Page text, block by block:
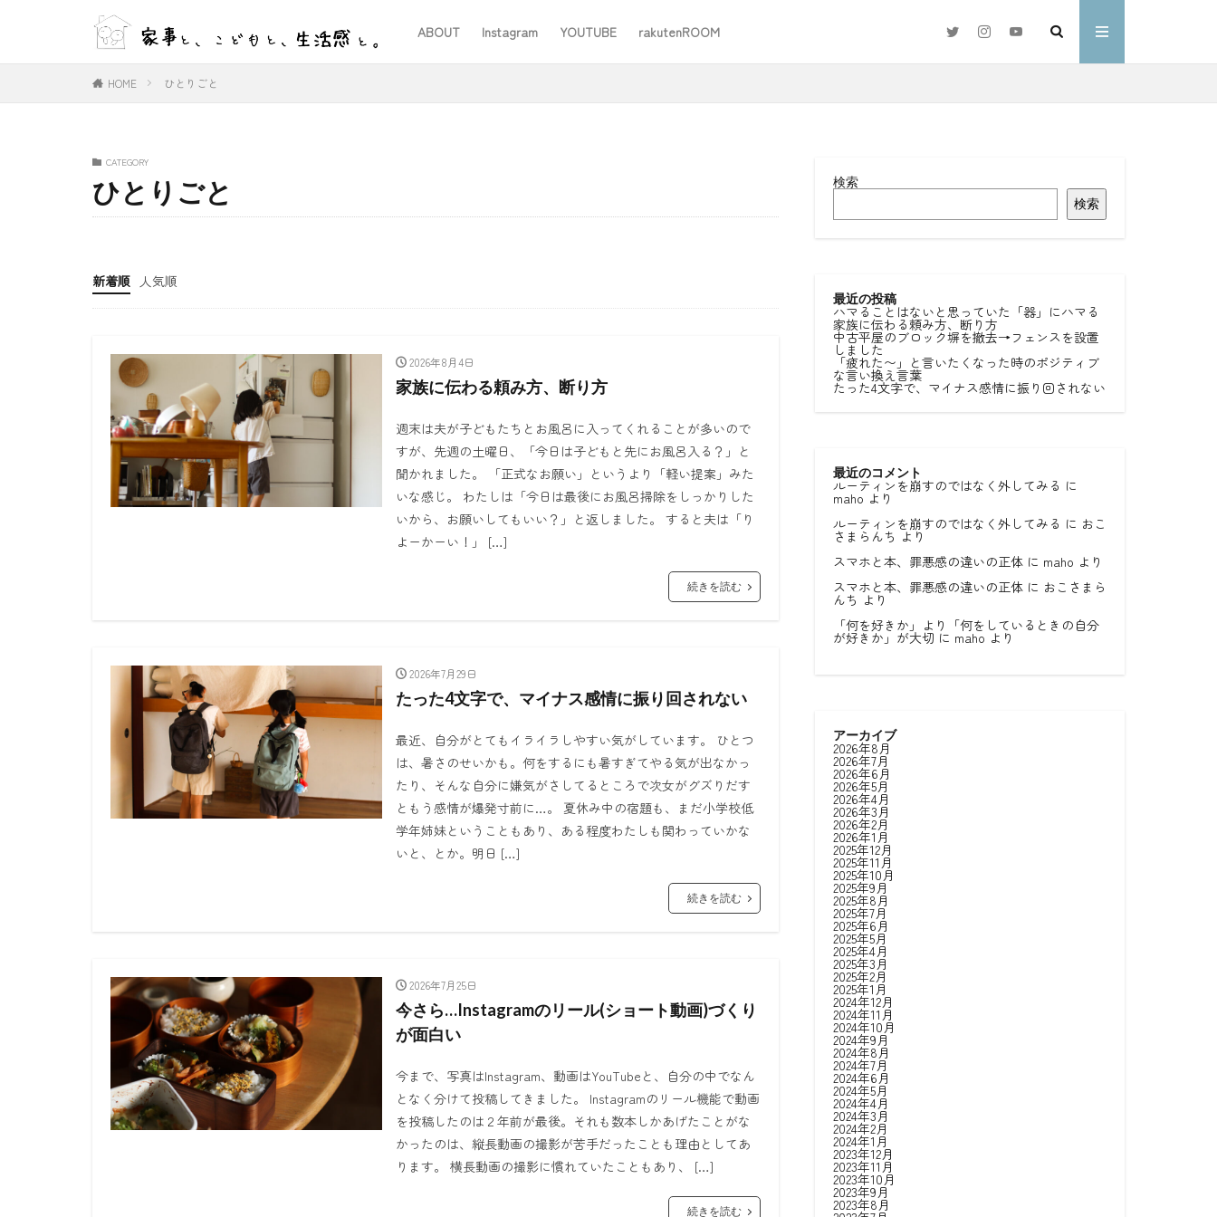
ABOUT Instagram YOUTUBE rakutenROOM
HOME ひとりごと
CATEGORY
ひとりごと
新着順 人気順
2026年8月4日
家族に伝わる頼み方、断り方
週末は夫が子どもたちとお風呂に入ってくれることが多いので
すが、先週の土曜日、「今日は子どもと先にお風呂入る？」と
聞かれました。 「正式なお願い」というより「軽い提案」みた
いな感じ。 わたしは「今日は最後にお風呂掃除をしっかりした
いから、お願いしてもいい？」と返しました。 すると夫は「り
よーかーい！」 […]
続きを読む
2026年7月29日
たった4文字で、マイナス感情に振り回されない
最近、自分がとてもイライラしやすい気がしています。 ひとつ
は、暑さのせいかも。何をするにも暑すぎてやる気が出なかっ
たり、そんな自分に嫌気がさしてるところで次女がグズりだす
ともう感情が爆発寸前に…。 夏休み中の宿題も、まだ小学校低
学年姉妹ということもあり、ある程度わたしも関わっていかな
いと、とか。明日 […]
続きを読む
2026年7月25日
今さら…Instagramのリール(ショート動画)づくり
が面白い
今まで、写真はInstagram、動画はYouTubeと、自分の中でなん
となく分けて投稿してきました。 Instagramのリール機能で動画
を投稿したのは２年前が最後。それも数本しかあげたことがな
かったのは、縦長動画の撮影が苦手だったことも理由としてあ
ります。 横長動画の撮影に慣れていたこともあり、 […]
続きを読む
検索
検索
最近の投稿
ハマることはないと思っていた「器」にハマる
家族に伝わる頼み方、断り方
中古平屋のブロック塀を撤去→フェンスを設置
しました
「疲れた〜」と言いたくなった時のポジティブ
な言い換え言葉
たった4文字で、マイナス感情に振り回されない
最近のコメント
ルーティンを崩すのではなく外してみる に
maho より
ルーティンを崩すのではなく外してみる に おこ
さまらんち より
スマホと本、罪悪感の違いの正体 に maho より
スマホと本、罪悪感の違いの正体 に おこさまら
んち より
「何を好きか」より「何をしているときの自分
が好きか」が大切 に maho より
アーカイブ
2026年8月
2026年7月
2026年6月
2026年5月
2026年4月
2026年3月
2026年2月
2026年1月
2025年12月
2025年11月
2025年10月
2025年9月
2025年8月
2025年7月
2025年6月
2025年5月
2025年4月
2025年3月
2025年2月
2025年1月
2024年12月
2024年11月
2024年10月
2024年9月
2024年8月
2024年7月
2024年6月
2024年5月
2024年4月
2024年3月
2024年2月
2024年1月
2023年12月
2023年11月
2023年10月
2023年9月
2023年8月
WEB デザイン SEO